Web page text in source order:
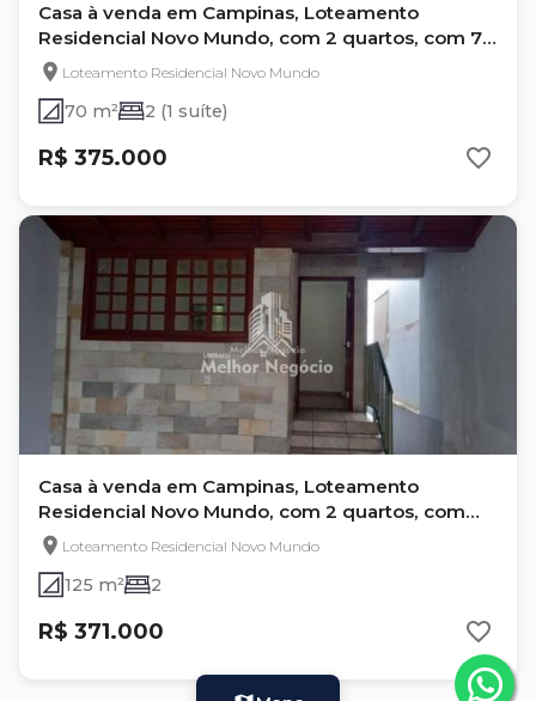
Casa à venda em Campinas, Loteamento
Residencial Novo Mundo, com 2 quartos, com 70
m²Loteamento Residencial Novo Mundo
70 m² 2 (1 suíte)
R$ 375.000
Casa à venda em Campinas, Loteamento
Residencial Novo Mundo, com 2 quartos, com
125 m²Loteamento Residencial Novo Mundo
125 m² 2
R$ 371.000